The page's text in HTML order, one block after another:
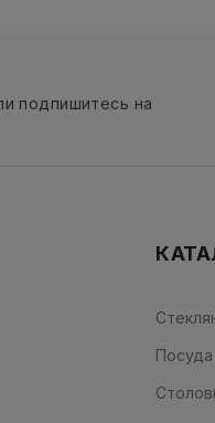
подпишитесь на
Посуда